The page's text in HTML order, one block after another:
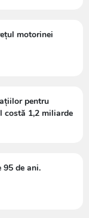
motorinei
pentru
costă 1,2 miliarde
95 de ani.